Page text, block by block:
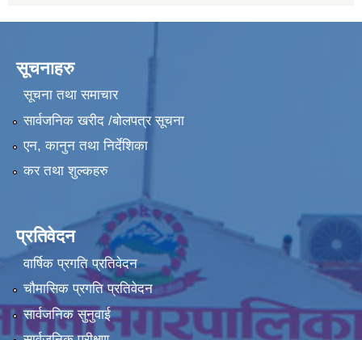
सूचनाहरु
सूचना तथा समाचार
सार्वजनिक खरीद /बोलपत्र सूचना
एन, कानुन तथा निर्देशिका
कर तथा शुल्कहरु
प्रतिवेदन
वार्षिक प्रगति प्रतिवेदन
चौमासिक प्रगति प्रतिवेदन
सार्वजनिक सुनुवाई